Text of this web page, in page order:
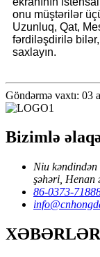
onu müştərilər
Uzunluq, Qat,
fərdiləşdirilə
saxlayın.
Göndərmə vaxtı: 03
Bizimlə
Niu
şəhəri, Henan
86-0373-
XƏBƏRLƏR